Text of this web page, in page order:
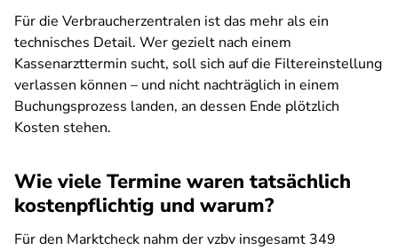
Für die Verbraucherzentralen ist das mehr als ein
technisches Detail. Wer gezielt nach einem
Kassenarzttermin sucht, soll sich auf die Filtereinstellung
verlassen können – und nicht nachträglich in einem
Buchungsprozess landen, an dessen Ende plötzlich
Kosten stehen.
Wie viele Termine waren tatsächlich
kostenpflichtig und warum?
Für den Marktcheck nahm der vzbv insgesamt 349